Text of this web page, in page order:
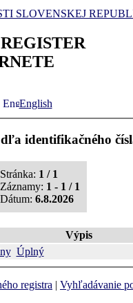
SLOVENSKEJ
English
identifikačného
Stránka: 1 / 1
Záznamy: 1 - 1 / 1
Dátum: 6.8.2026
Výpis
Úplný
registra | Vyhľadávanie